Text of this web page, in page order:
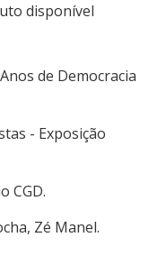
disponível
de Democracia
- Exposição
CGD.
Zé Manel.